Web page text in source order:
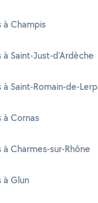
à Champis
Saint-Just-d'Ardèche
Saint-Romain-de-
à Cornas
Charmes-sur-Rhône
à Glun